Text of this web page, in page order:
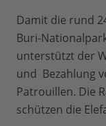
Damit die rund
Buri­-
unterstützt der
und Bezahlung
Patrouillen. Die
schützen die